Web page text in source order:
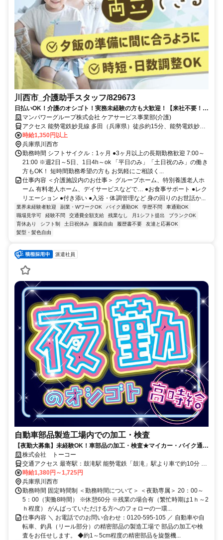
川西市_介護助手スタッフ/829673
日払いOK！介護のオシゴト！実務未経験の方も大歓迎！【来社不要！
WEB・電話登録OK】
マンパワーグループ株式会社 ケアサービス事業部(介護)
アクセス 能勢電鉄妙見線 多田（兵庫県）徒歩約15分、能勢電鉄妙見
線 鼓滝徒歩約19分、能勢電鉄妙見線 鴬の森徒歩約24分 車・バイク通
勤OK（派遣先による）
時給1,350円以上
兵庫県川西市
勤務時間 シフトサイクル：1ヶ月 ●3ヶ月以上の長期勤務歓迎 7:00～
21:00 ※週2日～5日、1日4h～ok 「平日のみ」「土日祝のみ」の働き
方もOK！ 短時間勤務希望の方も お気軽にご相談く...
仕事内容 ＜介護施設内のお仕事＞ グループホーム、特別養護老人ホ
ーム 有料老人ホーム、デイサービスなどで… ●お食事サポート ●レク
リエーション ●付き添い ●入浴・体調管理など 身の回りのお世話か...
業界未経験者歓迎 副業・WワークOK バイク通勤OK 学歴不問
車通勤OK
職場見学可
経験不問 交通費全額支給 残業なし 月1シフト提出
ブランクOK
育休あり
シフト制 土日祝休み 服装自由 履歴書不要
友達と応募OK
髪型・髪色自由
派遣社員
自動車部品製造工場内での加工・検査
【夜勤大募集】未経験OK！車部品の加工・検査★マイカー・バイク通勤
OK◎髪型自由／履歴書不要・WEB面接可／週払いOK・各種手当・優待
割引あり！
株式会社 トーコー
交通アクセス 最寄駅：鼓滝駅 能勢電鉄「鼓滝」駅より車で約10分 ※
交通費支給（全額） ※マイカー・バイク・自転車通勤OK
時給1,380円～1,725円
兵庫県川西市
勤務時間 固定時間制 ＜勤務時間について＞ ＜夜勤専属＞ 20：00～
5：00（実働8時間） ※休憩60分 ※残業の場合有（繁忙時期は1ｈ～2
ｈ程度） がんばっていただける方へのフォローの一環...
仕事内容 ＼ お電話でのお問い合わせ：0120-595-105 ／ 自動車や自
転車、釣具（リール部分）の精密部品の製造工場で 部品の加工や検
査をお任せします。 ◆約1～5cm程度の精密部品を旋盤機...